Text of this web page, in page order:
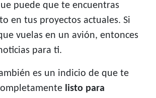
puede que te encuentras
en tus proyectos actuales. Si
vuelas en un avión, entonces
para ti.
es un indicio de que te
listo para